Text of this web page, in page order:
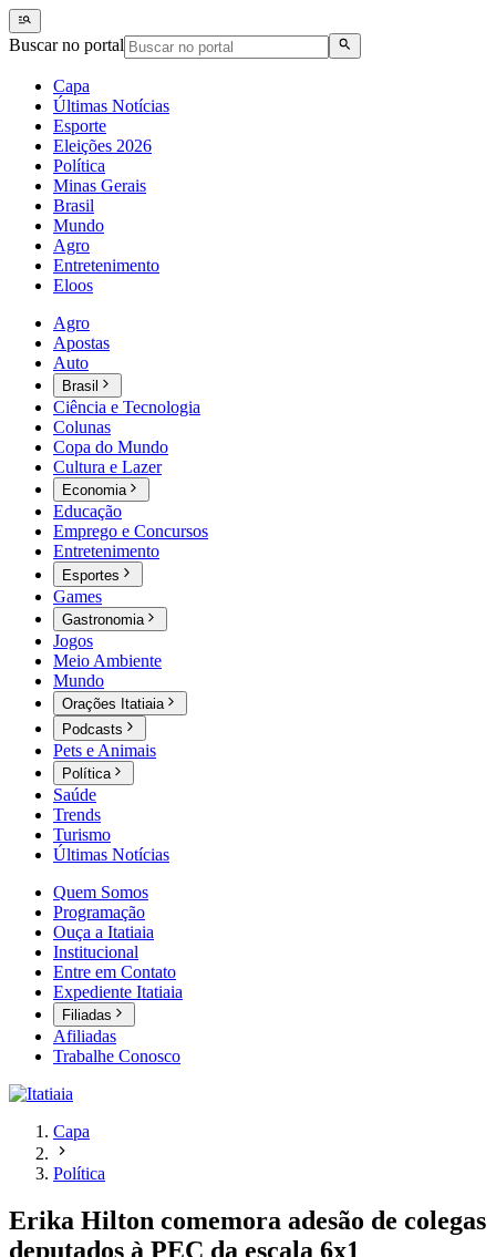
Buscar no portal
Capa
Últimas Notícias
Esporte
Eleições 2026
Política
Minas Gerais
Brasil
Mundo
Agro
Entretenimento
Eloos
Agro
Apostas
Auto
Brasil
Ciência e Tecnologia
Colunas
Copa do Mundo
Cultura e Lazer
Economia
Educação
Emprego e Concursos
Entretenimento
Esportes
Games
Gastronomia
Jogos
Meio Ambiente
Mundo
Orações Itatiaia
Podcasts
Pets e Animais
Política
Saúde
Trends
Turismo
Últimas Notícias
Quem Somos
Programação
Ouça a Itatiaia
Institucional
Entre em Contato
Expediente Itatiaia
Filiadas
Afiliadas
Trabalhe Conosco
Capa
Política
Erika Hilton comemora adesão de colegas
deputados à PEC da escala 6x1